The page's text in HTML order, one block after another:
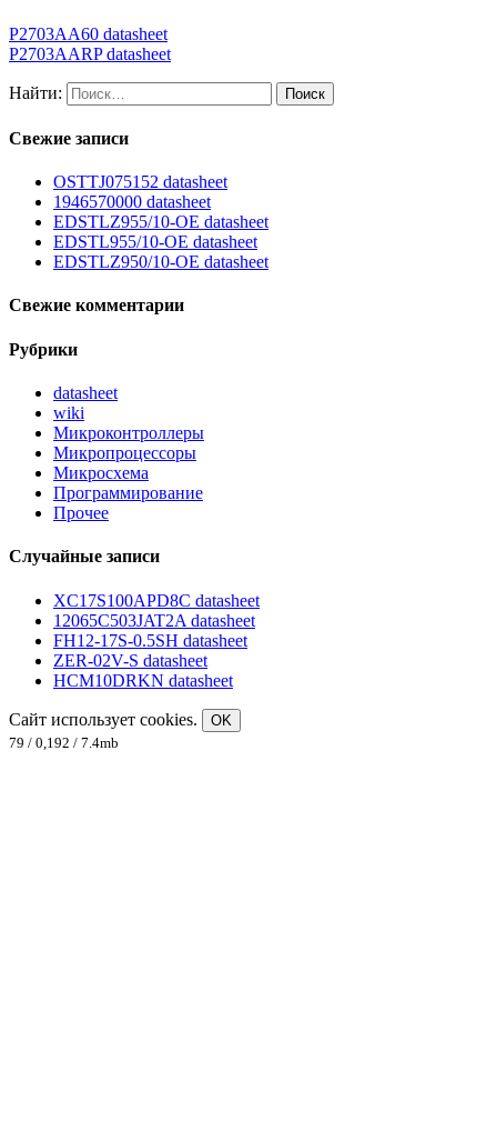
P2703AA60 datasheet
P2703AARP datasheet
Найти:
Свежие записи
OSTTJ075152 datasheet
1946570000 datasheet
EDSTLZ955/10-OE datasheet
EDSTL955/10-OE datasheet
EDSTLZ950/10-OE datasheet
Свежие комментарии
Рубрики
datasheet
wiki
Микроконтроллеры
Микропроцессоры
Микросхема
Программирование
Прочее
Случайные записи
XC17S100APD8C datasheet
12065C503JAT2A datasheet
FH12-17S-0.5SH datasheet
ZER-02V-S datasheet
HCM10DRKN datasheet
Сайт использует cookies.
OK
79 / 0,192 / 7.4mb